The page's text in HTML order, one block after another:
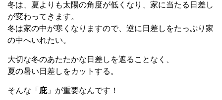
冬は、夏よりも太陽の角度が低くなり、家に当たる日差し
が変わってきます。
冬は家の中が寒くなりますので、逆に日差しをたっぷり家
の中へいれたい。
大切な冬のあたたかな日差しを遮ることなく、
夏の暑い日差しをカットする。
そんな「 庇」が重要なんです！